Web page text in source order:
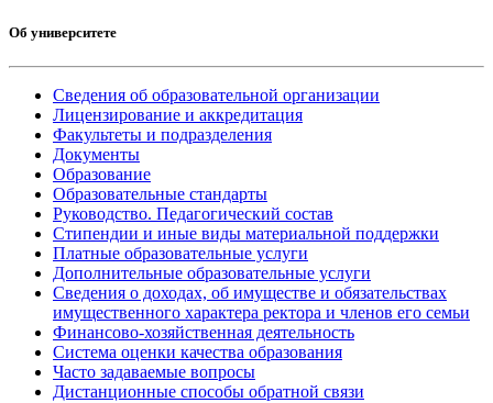
Об университете
Сведения об образовательной организации
Лицензирование и аккредитация
Факультеты и подразделения
Документы
Образование
Образовательные стандарты
Руководство. Педагогический состав
Стипендии и иные виды материальной поддержки
Платные образовательные услуги
Дополнительные образовательные услуги
Сведения о доходах, об имуществе и обязательствах
имущественного характера ректора и членов его семьи
Финансово-хозяйственная деятельность
Система оценки качества образования
Часто задаваемые вопросы
Дистанционные способы обратной связи